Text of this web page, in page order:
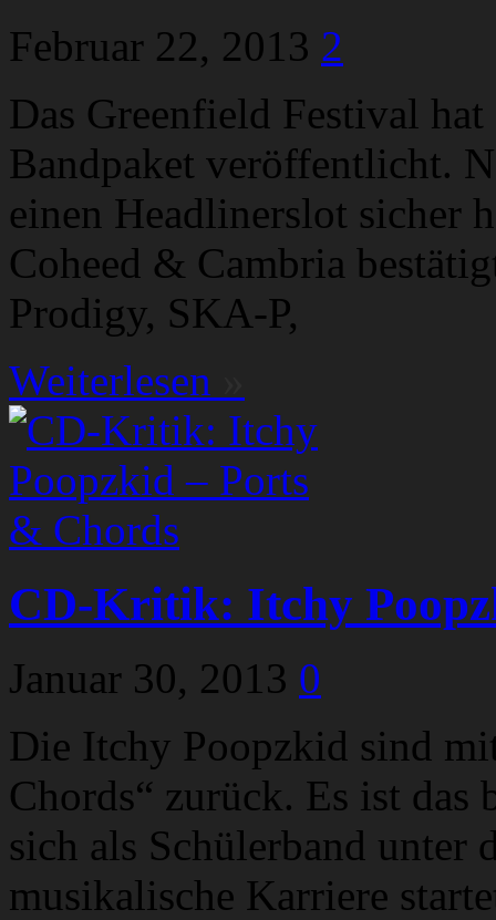
Februar 22, 2013 2
Das Greenfield Festival
Bandpaket veröffentlicht.
einen Headlinerslot sicher
Coheed & Cambria
Prodigy, SKA-P,
Weiterlesen
CD-Kritik: Itchy
Januar 30, 2013 0
Die Itchy Poopzkid sind
Chords“ zurück. Es ist
sich als Schülerband unter
musikalische Karriere